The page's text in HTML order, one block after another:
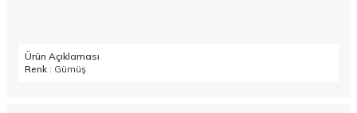
Ürün Açıklaması
Renk : Gümüş